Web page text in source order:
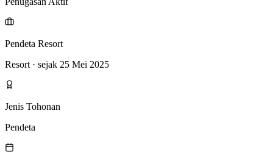
Pendeta Resort
Resort · sejak 25 Mei 2025
Jenis Tohonan
Pendeta